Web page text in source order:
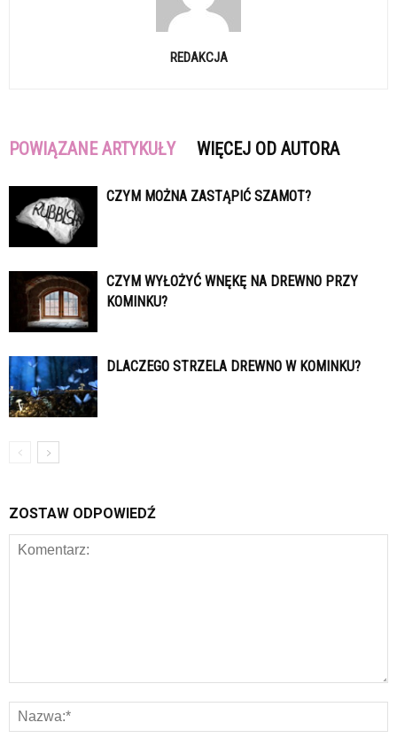
REDAKCJA
POWIĄZANE ARTYKUŁY WIĘCEJ OD AUTORA
CZYM MOŻNA ZASTĄPIĆ SZAMOT?
CZYM WYŁOŻYĆ WNĘKĘ NA DREWNO PRZY
KOMINKU?
DLACZEGO STRZELA DREWNO W KOMINKU?
ZOSTAW ODPOWIEDŹ